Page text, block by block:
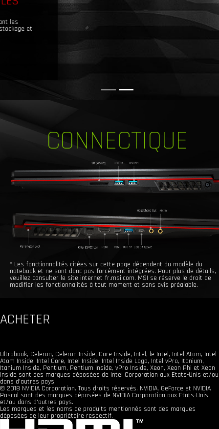
CONNECTIQUE
* Les fonctionnalités citées sur cette page dépendent du modèle du
notebook et ne sont donc pas forcément intégrées. Pour plus de détails,
veuillez consulter le site internet fr.msi.com. MSI se réserve le droit de
modifier les fonctionnalités à tout moment et sans avis préalable.
ACHETER
Ultrabook, Celeron, Celeron Inside, Core Inside, Intel, le Intel, Intel Atom, Intel
Atom Inside, Intel Core, Intel Inside, Intel Inside Logo, Intel vPro, Itanium,
Itanium Inside, Pentium, Pentium Inside, vPro Inside, Xeon, Xeon Phi et Xeon
Inside sont des marques déposées de Intel Corporation aux Etats-Unis et/ou
dans d'autres pays.
© 2018 NVIDIA Corporation. Tous droits réservés. NVIDIA, GeForce et NVIDIA
Pascal sont des marques déposées de NVIDIA Corporation aux Etats-Unis
et/ou dans d'autres pays.
Les marques et les noms de produits mentionnés sont des marques
déposées de leur propriétaire respectif.